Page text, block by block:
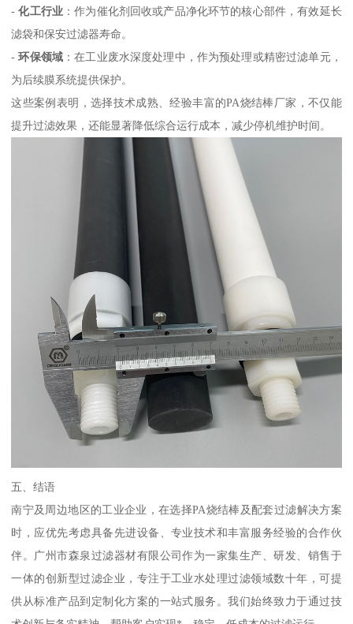
-化工行业 ：作为催化剂回收或产品净化环节的核心部件，有效延长
滤袋和保安过滤器寿命。
-环保领域 ：在工业废水深度处理中，作为预处理或精密过滤单元，
为后续膜系统提供保护。
这些案例表明，选择技术成熟、经验丰富的PA烧结棒厂家，不仅能
提升过滤效果，还能显著降低综合运行成本，减少停机维护时间。
五、结语
南宁及周边地区的工业企业，在选择PA烧结棒及配套过滤解决方案
时，应优先考虑具备先进设备、专业技术和丰富服务经验的合作伙
伴。广州市森泉过滤器材有限公司作为一家集生产、研发、销售于
一体的创新型过滤企业，专注于工业水处理过滤领域数十年，可提
供从标准产品到定制化方案的一站式服务。我们始终致力于通过技